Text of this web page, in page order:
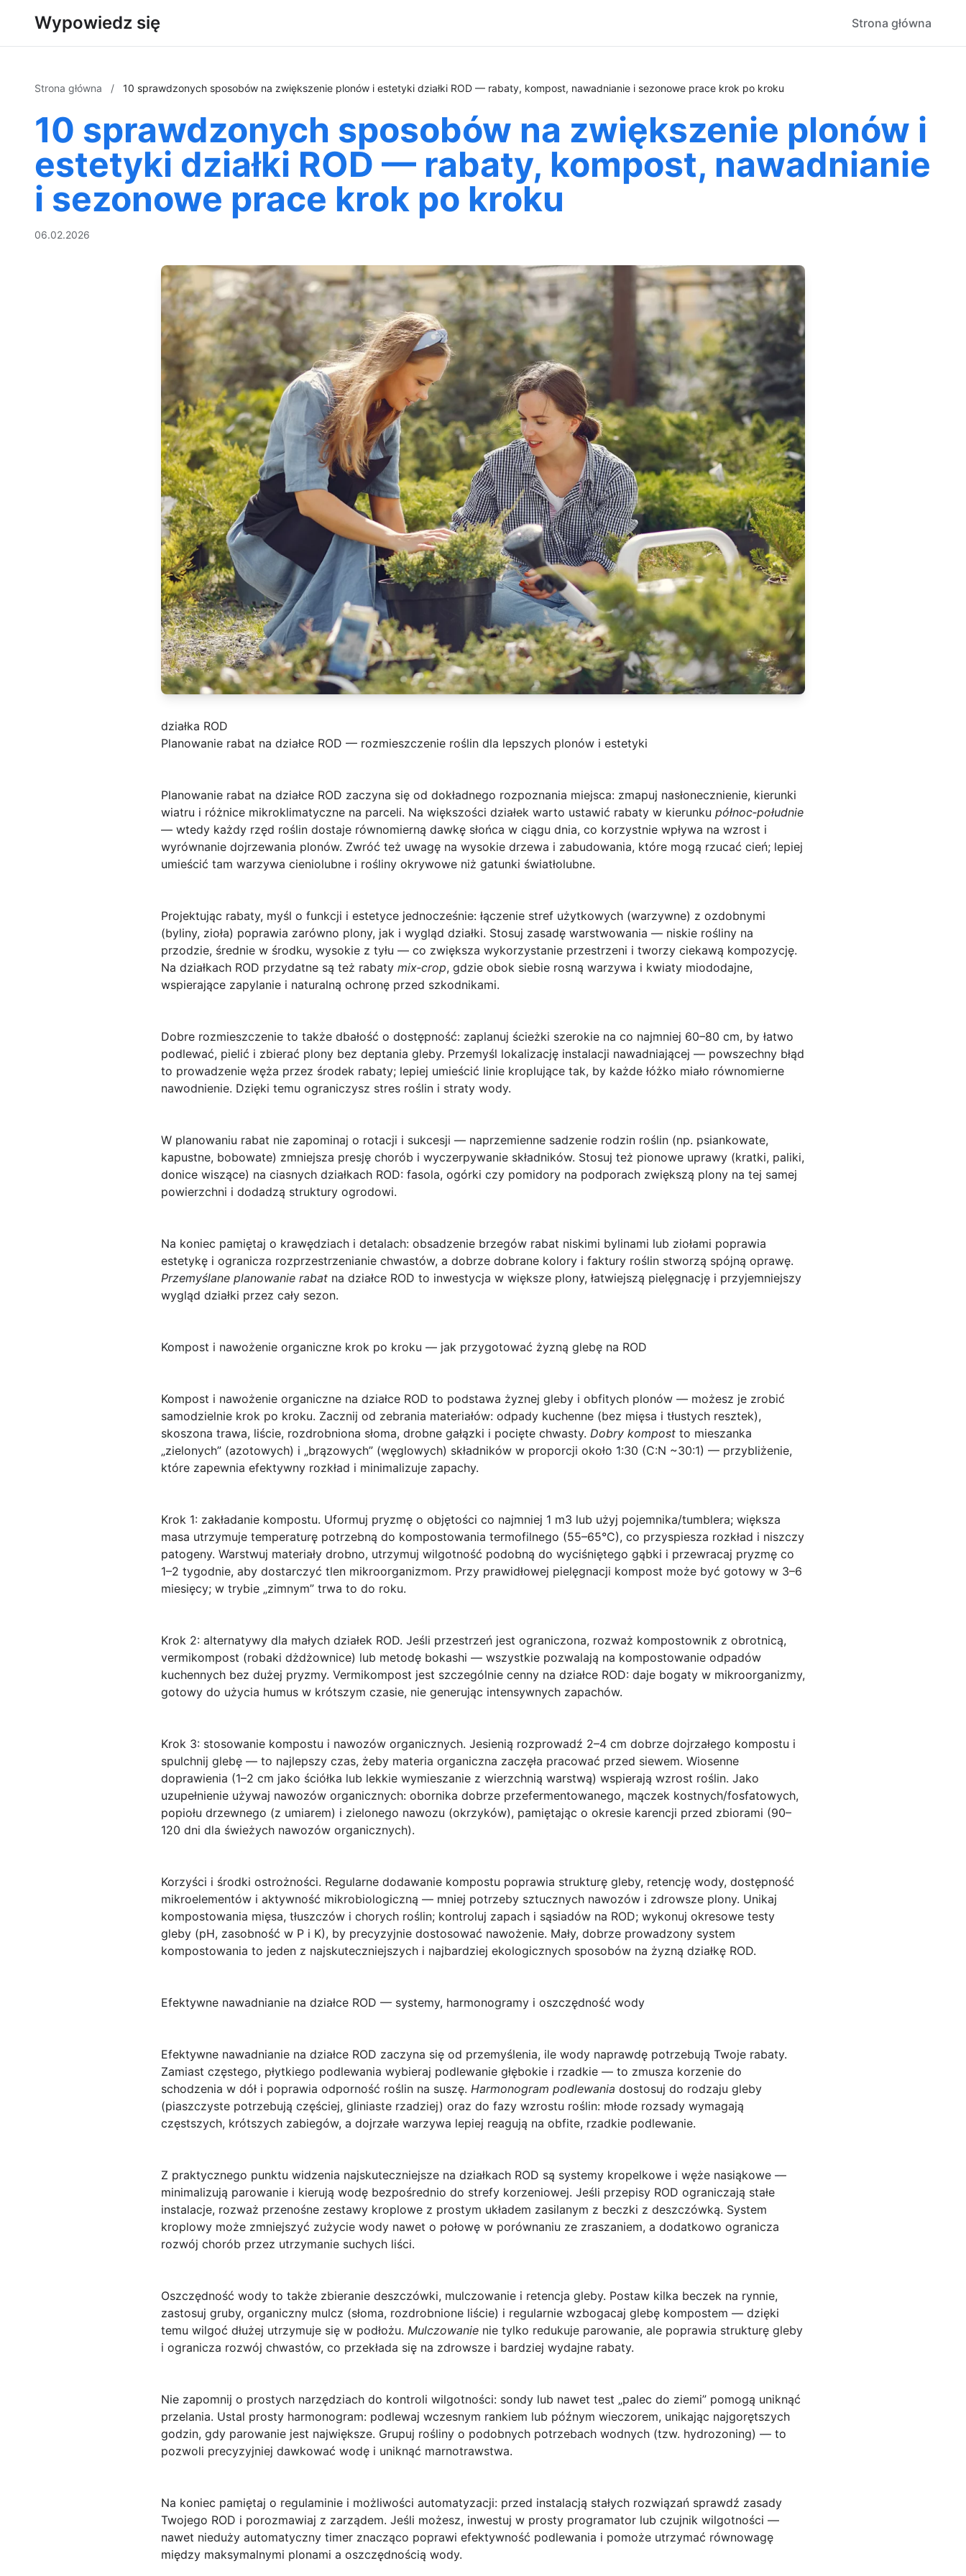
Wypowiedz się Strona główna
Strona główna / 10 sprawdzonych sposobów na zwiększenie plonów i estetyki działki ROD — rabaty, kompost, nawadnianie i sezonowe prace krok po kroku
10 sprawdzonych sposobów na zwiększenie plonów i
estetyki działki ROD — rabaty, kompost, nawadnianie
i sezonowe prace krok po kroku
06.02.2026
działka ROD
Planowanie rabat na działce ROD — rozmieszczenie roślin dla lepszych plonów i estetyki
Planowanie rabat na działce ROD zaczyna się od dokładnego rozpoznania miejsca: zmapuj nasłonecznienie, kierunki
wiatru i różnice mikroklimatyczne na parceli. Na większości działek warto ustawić rabaty w kierunku północ‑południe
— wtedy każdy rzęd roślin dostaje równomierną dawkę słońca w ciągu dnia, co korzystnie wpływa na wzrost i
wyrównanie dojrzewania plonów. Zwróć też uwagę na wysokie drzewa i zabudowania, które mogą rzucać cień; lepiej
umieścić tam warzywa cieniolubne i rośliny okrywowe niż gatunki światłolubne.
Projektując rabaty, myśl o funkcji i estetyce jednocześnie: łączenie stref użytkowych (warzywne) z ozdobnymi
(byliny, zioła) poprawia zarówno plony, jak i wygląd działki. Stosuj zasadę warstwowania — niskie rośliny na
przodzie, średnie w środku, wysokie z tyłu — co zwiększa wykorzystanie przestrzeni i tworzy ciekawą kompozycję.
Na działkach ROD przydatne są też rabaty mix‑crop, gdzie obok siebie rosną warzywa i kwiaty miododajne,
wspierające zapylanie i naturalną ochronę przed szkodnikami.
Dobre rozmieszczenie to także dbałość o dostępność: zaplanuj ścieżki szerokie na co najmniej 60–80 cm, by łatwo
podlewać, pielić i zbierać plony bez deptania gleby. Przemyśl lokalizację instalacji nawadniającej — powszechny błąd
to prowadzenie węża przez środek rabaty; lepiej umieścić linie kroplujące tak, by każde łóżko miało równomierne
nawodnienie. Dzięki temu ograniczysz stres roślin i straty wody.
W planowaniu rabat nie zapominaj o rotacji i sukcesji — naprzemienne sadzenie rodzin roślin (np. psiankowate,
kapustne, bobowate) zmniejsza presję chorób i wyczerpywanie składników. Stosuj też pionowe uprawy (kratki, paliki,
donice wiszące) na ciasnych działkach ROD: fasola, ogórki czy pomidory na podporach zwiększą plony na tej samej
powierzchni i dodadzą struktury ogrodowi.
Na koniec pamiętaj o krawędziach i detalach: obsadzenie brzegów rabat niskimi bylinami lub ziołami poprawia
estetykę i ogranicza rozprzestrzenianie chwastów, a dobrze dobrane kolory i faktury roślin stworzą spójną oprawę.
Przemyślane planowanie rabat na działce ROD to inwestycja w większe plony, łatwiejszą pielęgnację i przyjemniejszy
wygląd działki przez cały sezon.
Kompost i nawożenie organiczne krok po kroku — jak przygotować żyzną glebę na ROD
Kompost i nawożenie organiczne na działce ROD to podstawa żyznej gleby i obfitych plonów — możesz je zrobić
samodzielnie krok po kroku. Zacznij od zebrania materiałów: odpady kuchenne (bez mięsa i tłustych resztek),
skoszona trawa, liście, rozdrobniona słoma, drobne gałązki i pocięte chwasty. Dobry kompost to mieszanka
„zielonych” (azotowych) i „brązowych” (węglowych) składników w proporcji około 1:30 (C:N ~30:1) — przybliżenie,
które zapewnia efektywny rozkład i minimalizuje zapachy.
Krok 1: zakładanie kompostu. Uformuj pryzmę o objętości co najmniej 1 m3 lub użyj pojemnika/tumblera; większa
masa utrzymuje temperaturę potrzebną do kompostowania termofilnego (55–65°C), co przyspiesza rozkład i niszczy
patogeny. Warstwuj materiały drobno, utrzymuj wilgotność podobną do wyciśniętego gąbki i przewracaj pryzmę co
1–2 tygodnie, aby dostarczyć tlen mikroorganizmom. Przy prawidłowej pielęgnacji kompost może być gotowy w 3–6
miesięcy; w trybie „zimnym” trwa to do roku.
Krok 2: alternatywy dla małych działek ROD. Jeśli przestrzeń jest ograniczona, rozważ kompostownik z obrotnicą,
vermikompost (robaki dżdżownice) lub metodę bokashi — wszystkie pozwalają na kompostowanie odpadów
kuchennych bez dużej pryzmy. Vermikompost jest szczególnie cenny na działce ROD: daje bogaty w mikroorganizmy,
gotowy do użycia humus w krótszym czasie, nie generując intensywnych zapachów.
Krok 3: stosowanie kompostu i nawozów organicznych. Jesienią rozprowadź 2–4 cm dobrze dojrzałego kompostu i
spulchnij glebę — to najlepszy czas, żeby materia organiczna zaczęła pracować przed siewem. Wiosenne
doprawienia (1–2 cm jako ściółka lub lekkie wymieszanie z wierzchnią warstwą) wspierają wzrost roślin. Jako
uzupełnienie używaj nawozów organicznych: obornika dobrze przefermentowanego, mączek kostnych/fosfatowych,
popiołu drzewnego (z umiarem) i zielonego nawozu (okrzyków), pamiętając o okresie karencji przed zbiorami (90–
120 dni dla świeżych nawozów organicznych).
Korzyści i środki ostrożności. Regularne dodawanie kompostu poprawia strukturę gleby, retencję wody, dostępność
mikroelementów i aktywność mikrobiologiczną — mniej potrzeby sztucznych nawozów i zdrowsze plony. Unikaj
kompostowania mięsa, tłuszczów i chorych roślin; kontroluj zapach i sąsiadów na ROD; wykonuj okresowe testy
gleby (pH, zasobność w P i K), by precyzyjnie dostosować nawożenie. Mały, dobrze prowadzony system
kompostowania to jeden z najskuteczniejszych i najbardziej ekologicznych sposobów na żyzną działkę ROD.
Efektywne nawadnianie na działce ROD — systemy, harmonogramy i oszczędność wody
Efektywne nawadnianie na działce ROD zaczyna się od przemyślenia, ile wody naprawdę potrzebują Twoje rabaty.
Zamiast częstego, płytkiego podlewania wybieraj podlewanie głębokie i rzadkie — to zmusza korzenie do
schodzenia w dół i poprawia odporność roślin na suszę. Harmonogram podlewania dostosuj do rodzaju gleby
(piaszczyste potrzebują częściej, gliniaste rzadziej) oraz do fazy wzrostu roślin: młode rozsady wymagają
częstszych, krótszych zabiegów, a dojrzałe warzywa lepiej reagują na obfite, rzadkie podlewanie.
Z praktycznego punktu widzenia najskuteczniejsze na działkach ROD są systemy kropelkowe i węże nasiąkowe —
minimalizują parowanie i kierują wodę bezpośrednio do strefy korzeniowej. Jeśli przepisy ROD ograniczają stałe
instalacje, rozważ przenośne zestawy kroplowe z prostym układem zasilanym z beczki z deszczówką. System
kroplowy może zmniejszyć zużycie wody nawet o połowę w porównaniu ze zraszaniem, a dodatkowo ogranicza
rozwój chorób przez utrzymanie suchych liści.
Oszczędność wody to także zbieranie deszczówki, mulczowanie i retencja gleby. Postaw kilka beczek na rynnie,
zastosuj gruby, organiczny mulcz (słoma, rozdrobnione liście) i regularnie wzbogacaj glebę kompostem — dzięki
temu wilgoć dłużej utrzymuje się w podłożu. Mulczowanie nie tylko redukuje parowanie, ale poprawia strukturę gleby
i ogranicza rozwój chwastów, co przekłada się na zdrowsze i bardziej wydajne rabaty.
Nie zapomnij o prostych narzędziach do kontroli wilgotności: sondy lub nawet test „palec do ziemi” pomogą uniknąć
przelania. Ustal prosty harmonogram: podlewaj wczesnym rankiem lub późnym wieczorem, unikając najgorętszych
godzin, gdy parowanie jest największe. Grupuj rośliny o podobnych potrzebach wodnych (tzw. hydrozoning) — to
pozwoli precyzyjniej dawkować wodę i uniknąć marnotrawstwa.
Na koniec pamiętaj o regulaminie i możliwości automatyzacji: przed instalacją stałych rozwiązań sprawdź zasady
Twojego ROD i porozmawiaj z zarządem. Jeśli możesz, inwestuj w prosty programator lub czujnik wilgotności —
nawet nieduży automatyczny timer znacząco poprawi efektywność podlewania i pomoże utrzymać równowagę
między maksymalnymi plonami a oszczędnością wody.